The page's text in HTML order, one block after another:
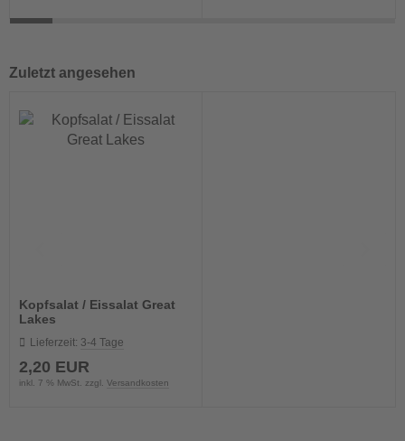
Zuletzt angesehen
Kopfsalat / Eissalat Great
Lakes
Lieferzeit: 3-4 Tage
2,20 EUR
inkl. 7 % MwSt. zzgl. Versandkosten